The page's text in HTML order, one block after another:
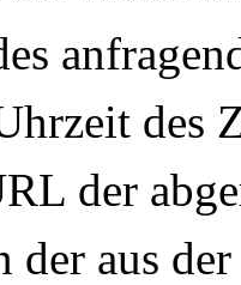
des
der
der aus